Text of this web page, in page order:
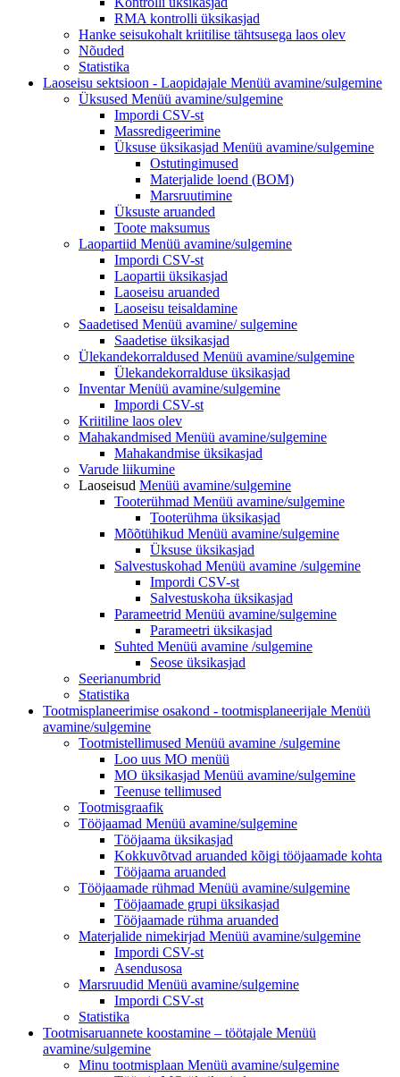
RMA kontrolli üksikasjad
Hanke seisukohalt kriitilise tähtsusega laos olev
Nõuded
Statistika
Laoseisu sektsioon - Laopidajale Menüü avamine/sulgemine
Üksused Menüü avamine/sulgemine
Impordi CSV-st
Massredigeerimine
Üksuse üksikasjad Menüü avamine/sulgemine
Ostutingimused
Materjalide loend (BOM)
Marsruutimine
Üksuste aruanded
Toote maksumus
Laopartiid Menüü avamine/sulgemine
Impordi CSV-st
Laopartii üksikasjad
Laoseisu aruanded
Laoseisu teisaldamine
Saadetised Menüü avamine/sulgemine
Saadetise üksikasjad
Ülekandekorraldused Menüü avamine/sulgemine
Ülekandekorralduse üksikasjad
InventarMenüü avamine/sulgemine
Impordi CSV-st
Kriitiline laos olev
Mahakandmised Menüü avamine/sulgemine
Mahakandmise üksikasjad
Varude liikumine
Laoseisud Menüü avamine/sulgemine
Tooterühmad Menüü avamine/sulgemine
Tooterühma üksikasjad
Mõõtühikud Menüü avamine/sulgemine
Üksuse üksikasjad
Salvestuskohad Menüü avamine /sulgemine
Impordi CSV-st
Salvestuskoha üksikasjad
Parameetrid Menüü avamine/sulgemine
Parameetri üksikasjad
Suhted Menüü avamine /sulgemine
Seose üksikasjad
Seerianumbrid
Statistika
Tootmisplaneerimise osakond - tootmisplaneerijale Menüü
avamine/sulgemine
Tootmistellimused Menüü avamine /sulgemine
Loo uus MO menüü
MO üksikasjad Menüü avamine/sulgemine
Teenuse tellimused
Tootmisgraafik
Tööjaamad Menüü avamine/sulgemine
Tööjaama üksikasjad
Kokkuvõtvad aruanded kõigi tööjaamade kohta
Tööjaama aruanded
Tööjaamade rühmad Menüü avamine/sulgemine
Tööjaamade grupi üksikasjad
Tööjaamade rühma aruanded
Materjalide nimekirjad Menüü avamine/sulgemine
Impordi CSV-st
Asendusosa
Marsruudid Menüü avamine/sulgemine
Impordi CSV-st
Statistika
Tootmisaruannete koostamine – töötajale Menüü
avamine/sulgemine
Minu tootmisplaan Menüü avamine/sulgemine